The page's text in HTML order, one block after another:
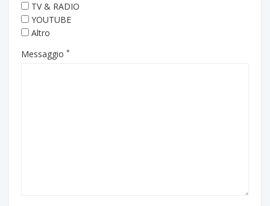
TV & RADIO
YOUTUBE
Altro
Messaggio *